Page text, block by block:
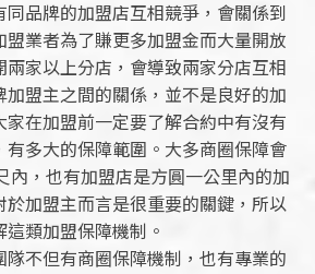
品牌的加盟店互相競爭，會關係到
業者為了賺更多加盟金而大量開放
家以上分店，會導致兩家分店互相
盟主之間的關係，並不是良好的加
在加盟前一定要了解合約中有沒有
有多大的保障範圍。大多商圈保障會
，也有加盟店是方圓一公里內的加
於加盟主而言是很重要的關鍵，所以
類加盟保障機制。
隊不但有商圈保障機制，也有專業的